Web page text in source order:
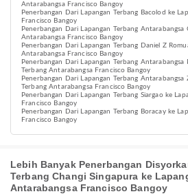
Antarabangsa Francisco Bangoy
Penerbangan Dari Lapangan Terbang Bacolod ke
Francisco Bangoy
Penerbangan Dari Lapangan Terbang Antarabangsa
Antarabangsa Francisco Bangoy
Penerbangan Dari Lapangan Terbang Daniel Z
Antarabangsa Francisco Bangoy
Penerbangan Dari Lapangan Terbang Antarabangsa
Terbang Antarabangsa Francisco Bangoy
Penerbangan Dari Lapangan Terbang Antarabangsa
Terbang Antarabangsa Francisco Bangoy
Penerbangan Dari Lapangan Terbang Siargao ke
Francisco Bangoy
Penerbangan Dari Lapangan Terbang Boracay ke
Francisco Bangoy
Lebih Banyak Penerbangan
Terbang Changi Singapura ke
Antarabangsa Francisco Bangoy